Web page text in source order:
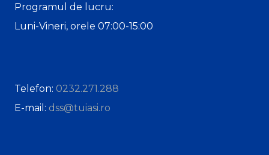
Programul de lucru:
Luni-Vineri, orele 07:00-15:00
Telefon: 0232.271.288
E-mail: dss@tuiasi.ro